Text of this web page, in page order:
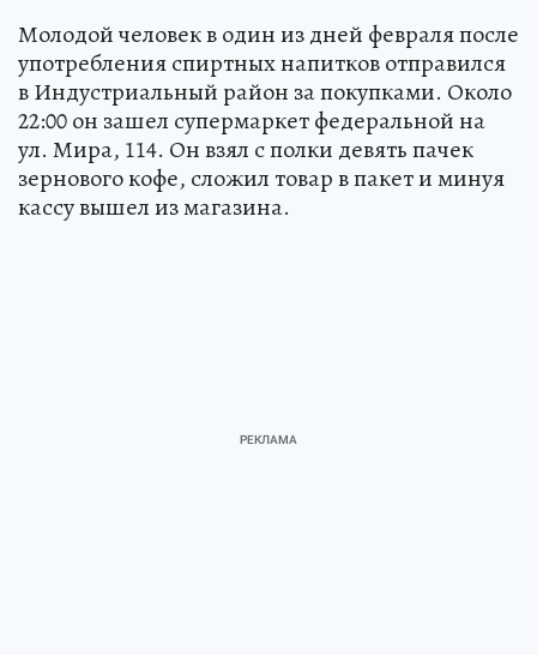
Молодой человек в один из дней февраля после
употребления спиртных напитков отправился
в Индустриальный район за покупками. Около
22:00 он зашел супермаркет федеральной на
ул. Мира, 114. Он взял с полки девять пачек
зернового кофе, сложил товар в пакет и минуя
кассу вышел из магазина.